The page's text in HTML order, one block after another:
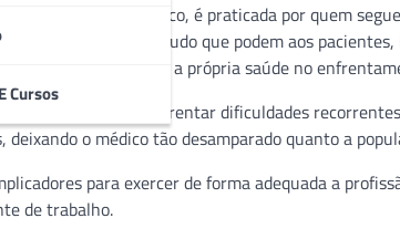
Cursos
puramente científico, é praticada por quem
para entregar tudo que podem aos
deles, expõe a própria saúde no
o sistema público enfrentar dificuldades
deixando o médico tão desamparado quanto a
para exercer de forma adequada a
de trabalho.